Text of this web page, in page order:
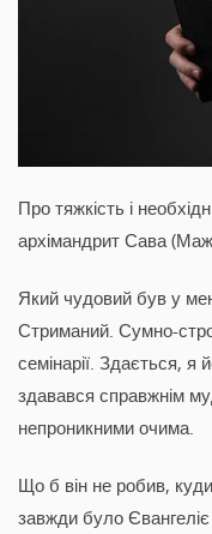
Про тяжкість і
архімандрит Сава
Який чудовий був у
Стриманий. Сумно-
семінарії. Здається, я
здавався справжнім
непроникними очима.
Що б він не робив,
завжди було